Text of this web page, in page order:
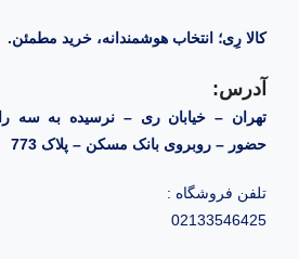
کالا رِی؛ انتخاب هوشمندانه، خرید مطمئن.
آدرس:
تهران – خیابان ری – نرسیده به سه
حضور – روبروی بانک مسکن – پلاک 773
تلفن فروشگاه :
02133546425